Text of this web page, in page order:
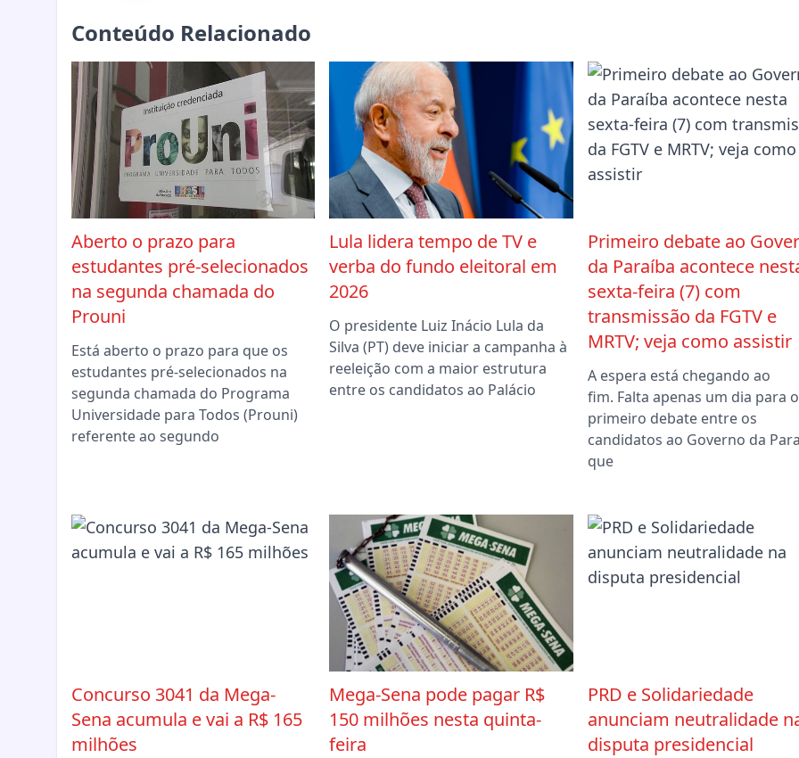
Conteúdo Relacionado
Aberto o prazo para
estudantes pré-selecionados
na segunda chamada do
Prouni
Está aberto o prazo para que os
estudantes pré-selecionados na
segunda chamada do Programa
Universidade para Todos (Prouni)
referente ao segundo
Lula lidera tempo de TV e
verba do fundo eleitoral em
2026
O presidente Luiz Inácio Lula da
Silva (PT) deve iniciar a campanha à
reeleição com a maior estrutura
entre os candidatos ao Palácio
Primeiro debate ao
da Paraíba acontece
sexta-feira (7) com
transmissão da FGTV e
MRTV; veja como assistir
A espera está chegando ao
fim. Falta apenas um dia para o
primeiro debate entre os
candidatos ao Governo da
que
Concurso 3041 da Mega-
Sena acumula e vai a R$ 165
milhões
Mega-Sena pode pagar R$
150 milhões nesta quinta-
feira
PRD e Solidariedade
anunciam neutralidade
disputa presidencial